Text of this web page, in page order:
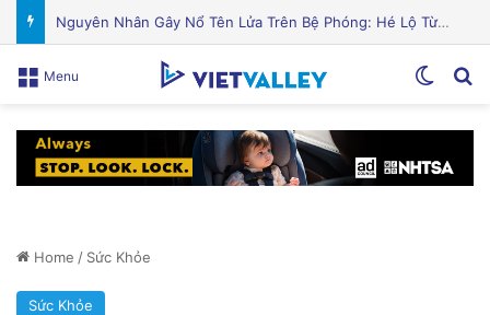
Cách bảo vệ sức khỏe và ngăn ngừa chấn thương khi trượt tuyết và trượt ván
Menu
Home / Sức Khỏe
Sức Khỏe